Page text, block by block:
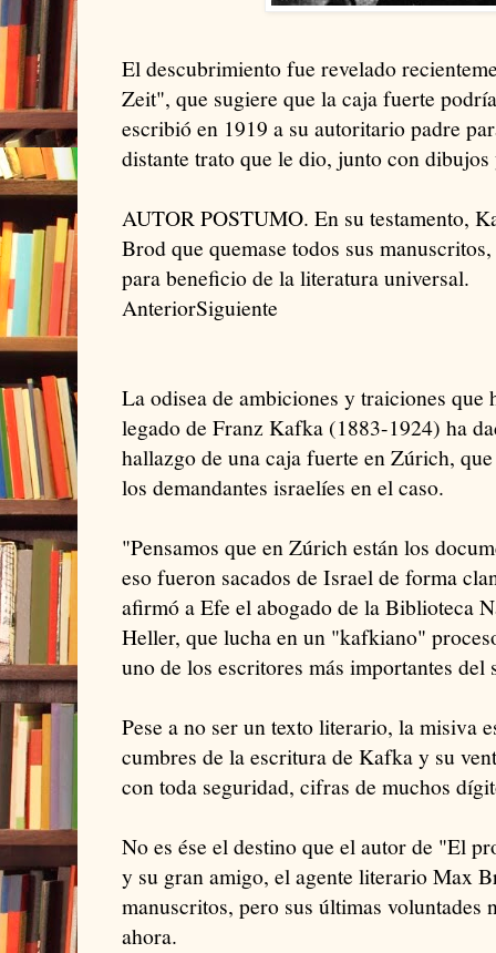
El descubrimiento fue revelado
Zeit", que sugiere que la caja fuerte
escribió en 1919 a su autoritario padre
distante trato que le dio, junto con
AUTOR POSTUMO. En su testamento,
Brod que quemase todos sus
para beneficio de la literatura universal.
AnteriorSiguiente
La odisea de ambiciones y traiciones que
legado de Franz Kafka (1883-1924) ha
hallazgo de una caja fuerte en Zúrich,
los demandantes israelíes en el caso.
"Pensamos que en Zúrich están los
eso fueron sacados de Israel de forma
afirmó a Efe el abogado de la Biblioteca
Heller, que lucha en un "kafkiano"
uno de los escritores más importantes
Pese a no ser un texto literario, la misiva
cumbres de la escritura de Kafka y su
con toda seguridad, cifras de muchos
No es ése el destino que el autor de "El
y su gran amigo, el agente literario Max
manuscritos, pero sus últimas voluntades
ahora.